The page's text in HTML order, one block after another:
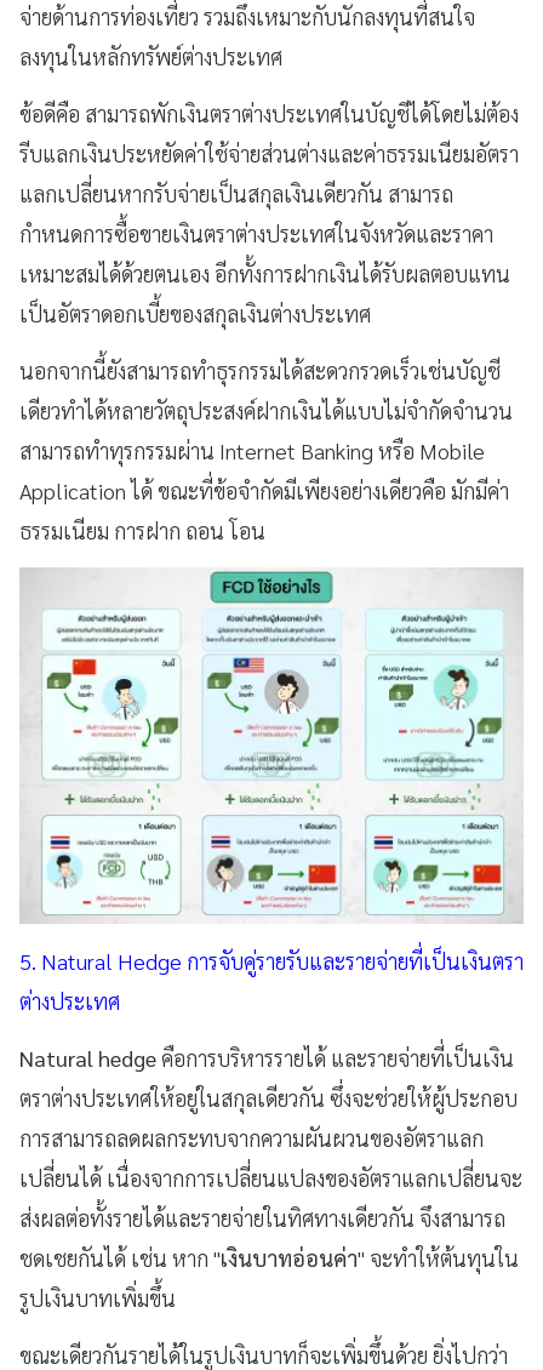
จ่ายด้านการท่องเที่ยว รวมถึงเหมาะกับนักลงทุนที่สนใจ
ลงทุนในหลักทรัพย์ต่างประเทศ
ข้อดีคือ สามารถพักเงินตราต่างประเทศในบัญชีได้โดยไม่ต้อง
รีบแลกเงินประหยัดค่าใช้จ่ายส่วนต่างและค่าธรรมเนียมอัตรา
แลกเปลี่ยนหากรับจ่ายเป็นสกุลเงินเดียวกัน สามารถ
กำหนดการซื้อขายเงินตราต่างประเทศในจังหวัดและราคา
เหมาะสมได้ด้วยตนเอง อีกทั้งการฝากเงินได้รับผลตอบแทน
เป็นอัตราดอกเบี้ยของสกุลเงินต่างประเทศ
นอกจากนี้ยังสามารถทำธุรกรรมได้สะดวกรวดเร็วเช่นบัญชี
เดียวทำได้หลายวัตถุประสงค์ฝากเงินได้แบบไม่จำกัดจำนวน
สามารถทำทุรกรรมผ่าน Internet Banking หรือ Mobile
Application ได้ ขณะที่ข้อจำกัดมีเพียงอย่างเดียวคือ มักมีค่า
ธรรมเนียม การฝาก ถอน โอน
5. Natural Hedge การจับคู่รายรับและรายจ่ายที่เป็นเงินตรา
ต่างประเทศ
Natural hedgeคือการบริหารรายได้ และรายจ่ายที่เป็นเงิน
ตราต่างประเทศให้อยู่ในสกุลเดียวกัน ซึ่งจะช่วยให้ผู้ประกอบ
การสามารถลดผลกระทบจากความผันผวนของอัตราแลก
เปลี่ยนได้ เนื่องจากการเปลี่ยนแปลงของอัตราแลกเปลี่ยนจะ
ส่งผลต่อทั้งรายได้และรายจ่ายในทิศทางเดียวกัน จึงสามารถ
ชดเชยกันได้ เช่น หาก "เงินบาทอ่อนค่า" จะทำให้ต้นทุนใน
รูปเงินบาทเพิ่มขึ้น
ขณะเดียวกันรายได้ในรูปเงินบาทก็จะเพิ่มขึ้นด้วย ยิ่งไปกว่า